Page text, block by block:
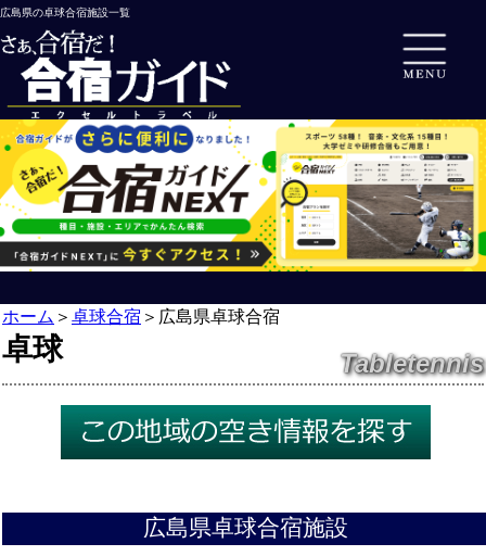
広島県の卓球合宿施設一覧
ホーム ＞ 卓球合宿 ＞ 広島県卓球合宿
卓球 Tabletennis
広島県卓球合宿施設